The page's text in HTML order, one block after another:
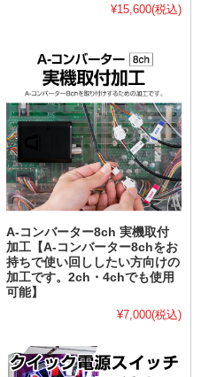
¥15,600(税込)
A-コンバーター8ch 実機取付
加工【A-コンバーター8chをお
持ちで使い回ししたい方向けの
加工です。2ch・4chでも使用
可能】
¥7,000(税込)